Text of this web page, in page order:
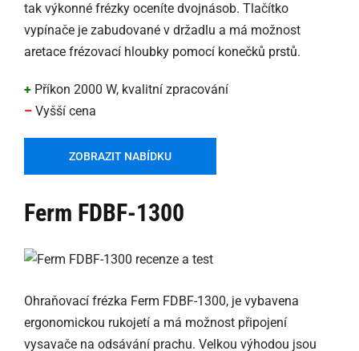
tak výkonné frézky oceníte dvojnásob. Tlačítko
vypínače je zabudované v držadlu a má možnost
aretace frézovací hloubky pomocí konečků prstů.
+ Příkon 2000 W, kvalitní zpracování
– Vyšší cena
ZOBRAZIT NABÍDKU
Ferm FDBF-1300
Ohraňovací frézka Ferm FDBF-1300, je vybavena
ergonomickou rukojetí a má možnost připojení
vysavače na odsávání prachu. Velkou výhodou jsou